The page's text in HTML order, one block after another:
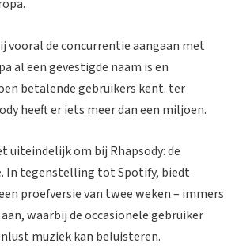
vooral de concurrentie aangaan met
al een gevestigde naam is en
betalende gebruikers kent. ter
heeft er iets meer dan een miljoen.
uiteindelijk om bij Rhapsody: de
In tegenstelling tot Spotify, biedt
proefversie van twee weken – immers
waarbij de occasionele gebruiker
muziek kan beluisteren.